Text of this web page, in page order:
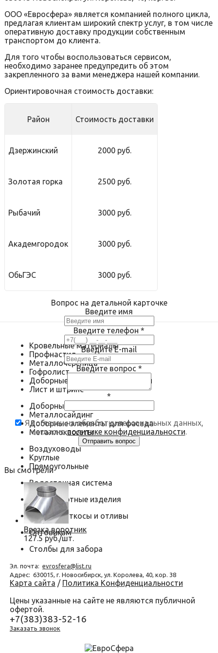
ООО «Евросфера» является компанией полного цикла,
предлагая клиентам широкий спектр услуг, в том числе
оперативную доставку продукции собственным
транспортом до клиента.
Для того чтобы воспользоваться сервисом,
необходимо заранее предупредить об этом
закрепленного за вами менеджера нашей компании.
Ориентировочная стоимость доставки:
Район Стоимость доставки
Дзержинский 2000 руб.
Золотая горка 2500 руб.
Рыбачий 3000 руб.
Академгородок 3000 руб.
ОбьГЭС 3000 руб.
Вопрос на детальной карточке
Введите имя
Введите телефон *
Введите E-mail
Введите вопрос *
*
Я согласен на обработку персональных данных,
согласнополитике конфиденциальности.
Вы смотрели
Врезка воротник
127.5 руб./шт.
Кровельные материалы
Профнастил
Металлочерепица
Гофролист
Доборные элементы для кровли
Лист и штрипс
Доборные элементы для фасада
Металлосайдинг
Доборные элементы для фасада
Металлокассеты
Воздуховоды
Круглые
Прямоугольные
Водосточная система
Нестандартные изделия
Оконные откосы и отливы
Оптовикам
Столбы для забора
Эл. почта: evrosfera@list.ru
Адрес: 630015, г. Новосибирск, ул. Королева, 40, кор. 38
Карта сайта / Политика Конфиденциальности
Цены указанные на сайте не являются публичной
офертой.
+7(383)383-52-16
Заказать звонок